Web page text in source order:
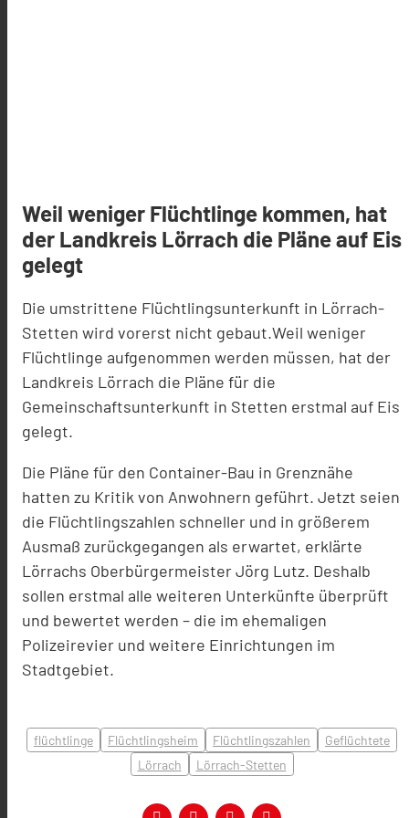
Weil weniger Flüchtlinge kommen, hat
der Landkreis Lörrach die Pläne auf Eis
gelegt
Die umstrittene Flüchtlingsunterkunft in Lörrach-
Stetten wird vorerst nicht gebaut.Weil weniger
Flüchtlinge aufgenommen werden müssen, hat der
Landkreis Lörrach die Pläne für die
Gemeinschaftsunterkunft in Stetten erstmal auf Eis
gelegt.
Die Pläne für den Container-Bau in Grenznähe
hatten zu Kritik von Anwohnern geführt. Jetzt seien
die Flüchtlingszahlen schneller und in größerem
Ausmaß zurückgegangen als erwartet, erklärte
Lörrachs Oberbürgermeister Jörg Lutz. Deshalb
sollen erstmal alle weiteren Unterkünfte überprüft
und bewertet werden – die im ehemaligen
Polizeirevier und weitere Einrichtungen im
Stadtgebiet.
flüchtlinge Flüchtlingsheim Flüchtlingszahlen
Geflüchtete
Lörrach
Lörrach-Stetten